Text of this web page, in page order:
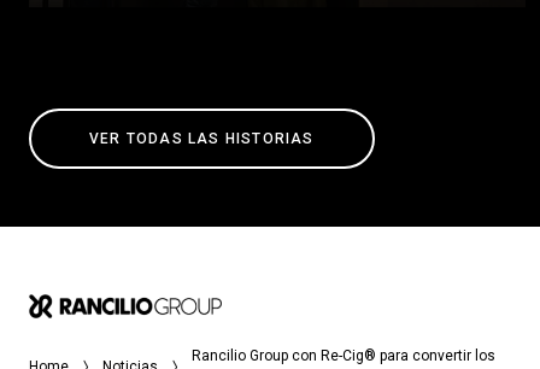
VER TODAS LAS HISTORIAS
Rancilio Group con Re-Cig® para convertir los